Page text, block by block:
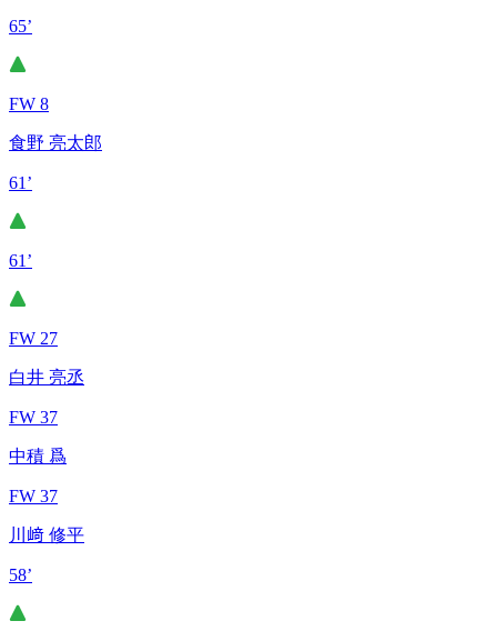
65’
FW 8
食野 亮太郎
61’
61’
FW 27
白井 亮丞
FW 37
中積 爲
FW 37
川﨑 修平
58’